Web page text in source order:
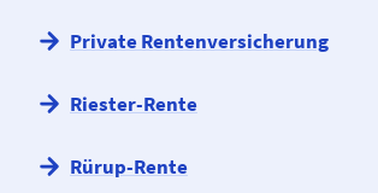
Private Renten­versicherung
Riester-Rente
Rürup-Rente